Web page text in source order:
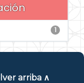
1
arriba ∧